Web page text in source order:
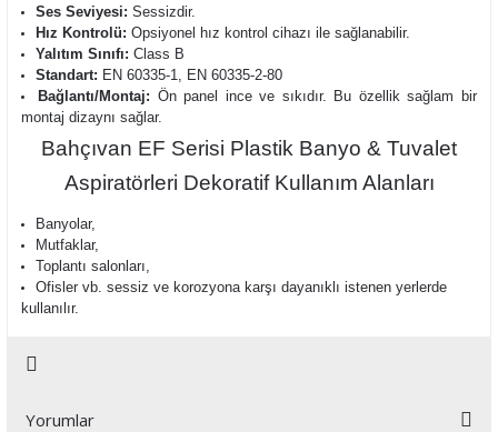
Ses Seviyesi: Sessizdir.
Hız Kontrolü: Opsiyonel hız kontrol cihazı ile sağlanabilir.
Yalıtım Sınıfı: Class B
Standart: EN 60335-1, EN 60335-2-80
Bağlantı/Montaj: Ön panel ince ve sıkıdır. Bu özellik sağlam bir
montaj dizaynı sağlar.
Bahçıvan EF Serisi Plastik Banyo & Tuvalet
Aspiratörleri Dekoratif Kullanım Alanları
Banyolar,
Mutfaklar,
Toplantı salonları,
Ofisler vb. sessiz ve korozyona karşı dayanıklı istenen yerlerde
kullanılır.
Yorumlar